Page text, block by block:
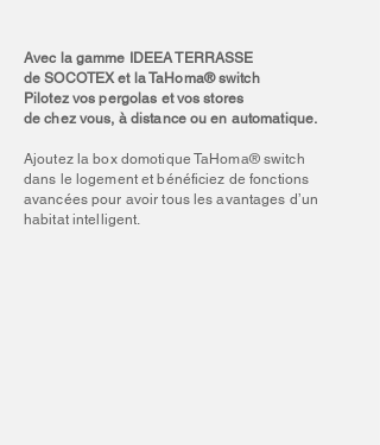
Avec la gamme IDEEA TERRASSE
de SOCOTEX et la TaHoma® switch
Pilotez vos pergolas et vos stores
de chez vous, à distance ou en automatique.
Ajoutez la box domotique TaHoma® switch
dans le logement et bénéficiez de fonctions
avancées pour avoir tous les avantages d’un
habitat intelligent.